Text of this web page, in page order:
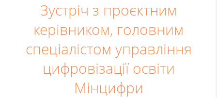
Зустріч з проєктним
керівником, головним
спеціалістом управління
цифровізації освіти
Мінцифри